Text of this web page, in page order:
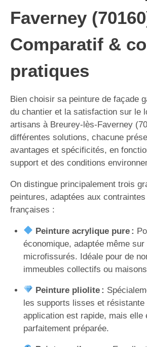
Faverney
Comparatif &
pratiques
Bien choisir sa peinture de façade
du chantier et la satisfaction sur le
artisans à Breurey-lès-Faverney
différentes solutions, chacune
avantages et spécificités, en
support et des conditions
On distingue principalement trois
peintures, adaptées aux
françaises :
Peinture acrylique pure :
économique, adaptée même
microfissurés. Idéale pour de
immeubles collectifs ou
Peinture pliolite :
les supports lisses et résistante
application est rapide, mais elle
parfaitement préparée.